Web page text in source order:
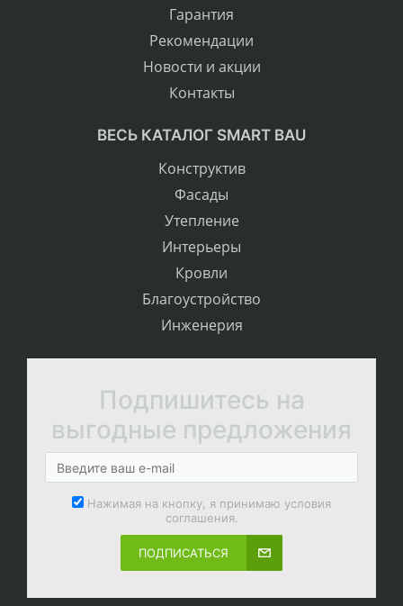
Гарантия
Рекомендации
Новости и акции
Контакты
ВЕСЬ КАТАЛОГ SMART BAU
Конструктив
Фасады
Утепление
Интерьеры
Кровли
Благоустройство
Инженерия
Подпишитесь на
выгодные предложения
Нажимая на кнопку, я принимаю условия
соглашения.
ПОДПИСАТЬСЯ